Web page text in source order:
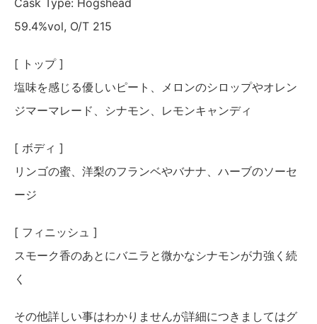
59.4%vol, O/T 215
[ トップ]
塩味を感じる優しいピート、メロンのシロップやオレン
ジマーマレード、シナモン、レモンキャンディ
[ ボディ ]
リンゴの蜜、洋梨のフランベやバナナ、ハーブのソーセ
ージ
[ フィニッシュ ]
スモーク香のあとにバニラと微かなシナモンが力強く続
く
その他詳しい事はわかりませんが詳細につきましてはグ